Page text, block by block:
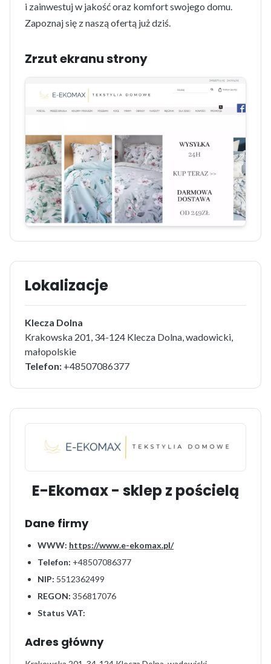
i zainwestuj w jakość oraz komfort swojego domu.
Zapoznaj się z naszą ofertą już dziś.
Zrzut ekranu strony
Lokalizacje
Klecza Dolna
Krakowska 201, 34-124 Klecza Dolna, wadowicki,
małopolskie
Telefon: +48507086377
E-Ekomax - sklep z pościelą
Dane firmy
WWW: https://www.e-ekomax.pl/
Telefon: +48507086377
NIP: 5512362499
REGON: 356817076
Status VAT:
Adres główny